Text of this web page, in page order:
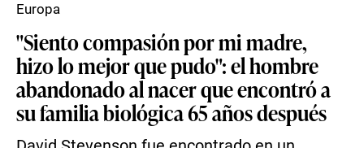
"Siento compasión por mi madre,
hizo lo mejor que pudo": el hombre
abandonado al nacer que encontró a
su familia biológica 65 años después
Europa